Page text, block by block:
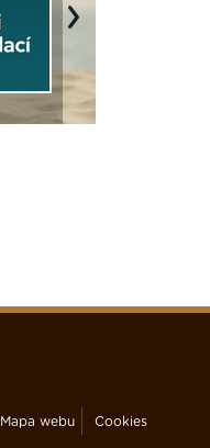
Next
Mapa webu Cookies